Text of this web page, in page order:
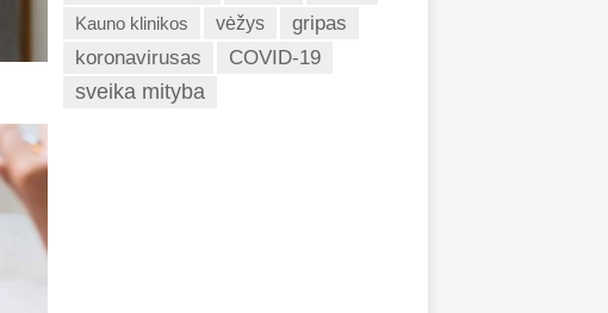
Kauno klinikos vėžys
gripas
koronavirusas
COVID-19
sveika mityba